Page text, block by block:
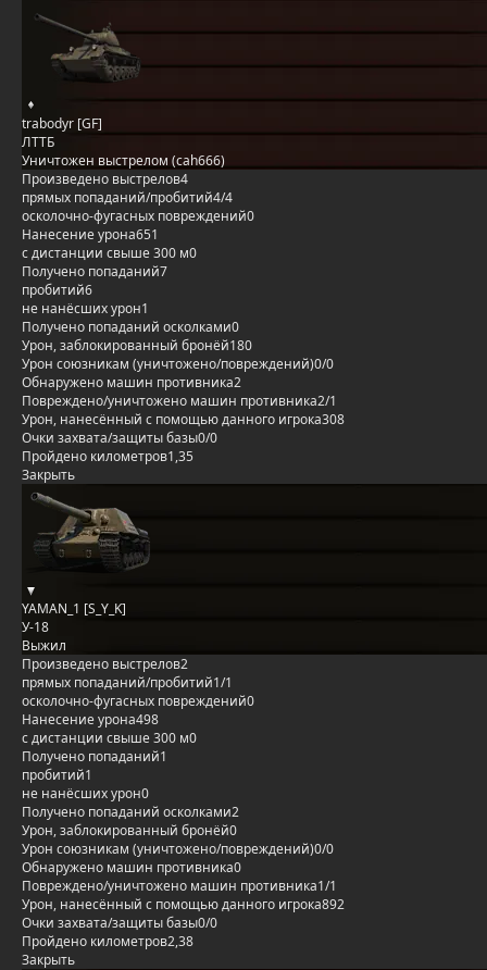
trabodyr [GF]
ЛТТБ
Уничтожен выстрелом (cah666)
Произведено выстрелов4
прямых попаданий/пробитий4/4
осколочно-фугасных повреждений0
Нанесение урона651
с дистанции свыше 300 м0
Получено попаданий7
пробитий6
не нанёсших урон1
Получено попаданий осколками0
Урон, заблокированный бронёй180
Урон союзникам (уничтожено/повреждений)0/0
Обнаружено машин противника2
Повреждено/уничтожено машин противника2/1
Урон, нанесённый с помощью данного игрока308
Очки захвата/защиты базы0/0
Пройдено километров1,35
Закрыть
YAMAN_1 [S_Y_K]
У-18
Выжил
Произведено выстрелов2
прямых попаданий/пробитий1/1
осколочно-фугасных повреждений0
Нанесение урона498
с дистанции свыше 300 м0
Получено попаданий1
пробитий1
не нанёсших урон0
Получено попаданий осколками2
Урон, заблокированный бронёй0
Урон союзникам (уничтожено/повреждений)0/0
Обнаружено машин противника0
Повреждено/уничтожено машин противника1/1
Урон, нанесённый с помощью данного игрока892
Очки захвата/защиты базы0/0
Пройдено километров2,38
Закрыть